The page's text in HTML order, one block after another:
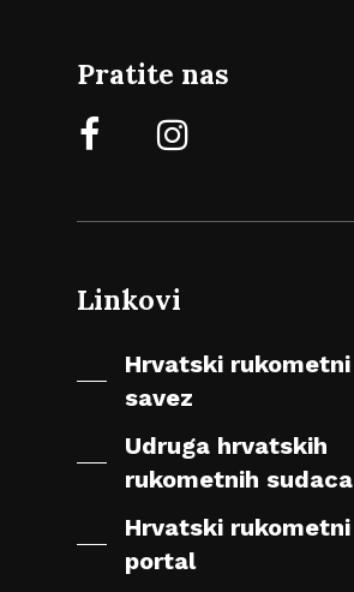
Pratite nas
Linkovi
Hrvatski rukometni
savez
Udruga hrvatskih
rukometnih sudaca
Hrvatski rukometni
portal